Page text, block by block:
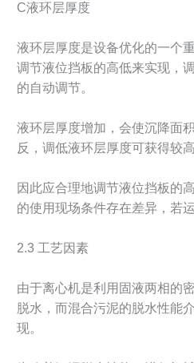
C液环层厚度
液环层厚度是设备优化的一个
调节液位挡板的高低来实现，
的自动调节。
液环层厚度增加，会使沉降面
反，调低液环层厚度可获得较
因此应合理地调节液位挡板的
的使用现场条件存在差异，若
2.3 工艺因素
由于离心机是利用固液两相的
脱水，而混合污泥的脱水性能
现。